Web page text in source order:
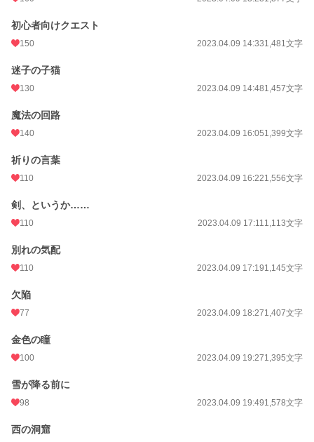
初心者向けクエスト
150 2023.04.09 14:331,481文字
迷子の子猫
130 2023.04.09 14:481,457文字
魔法の回路
140 2023.04.09 16:051,399文字
祈りの言葉
110 2023.04.09 16:221,556文字
剣、というか……
110 2023.04.09 17:111,113文字
別れの気配
110 2023.04.09 17:191,145文字
欠陥
77 2023.04.09 18:271,407文字
金色の瞳
100 2023.04.09 19:271,395文字
雪が降る前に
98 2023.04.09 19:491,578文字
西の洞窟